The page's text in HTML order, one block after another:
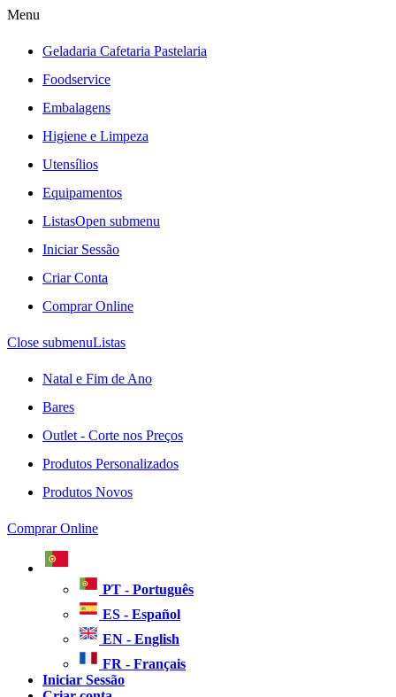
Menu
Geladaria Cafetaria Pastelaria
Foodservice
Embalagens
Higiene e Limpeza
Utensílios
Equipamentos
ListasOpen submenu
Iniciar Sessão
Criar Conta
Comprar Online
Close submenuListas
Natal e Fim de Ano
Bares
Outlet - Corte nos Preços
Produtos Personalizados
Produtos Novos
Comprar Online
PT - Português
ES - Español
EN - English
FR - Français
Iniciar Sessão